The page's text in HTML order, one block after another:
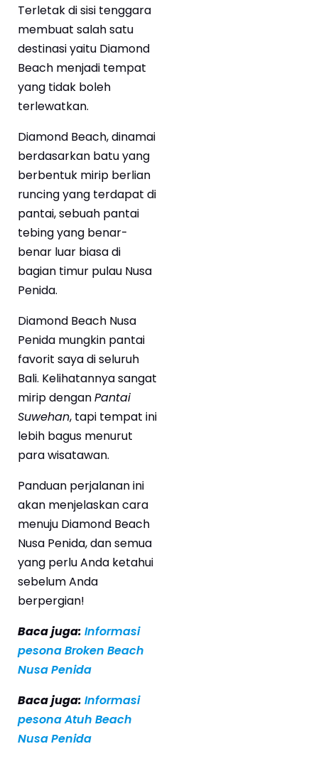
Terletak di sisi tenggara
membuat salah satu
destinasi yaitu Diamond
Beach menjadi tempat
yang tidak boleh
terlewatkan.
Diamond Beach, dinamai
berdasarkan batu yang
berbentuk mirip berlian
runcing yang terdapat di
pantai, sebuah pantai
tebing yang benar-
benar luar biasa di
bagian timur pulau Nusa
Penida.
Diamond Beach Nusa
Penida mungkin pantai
favorit saya di seluruh
Bali. Kelihatannya sangat
mirip denganPantai
Suwehan, tapi tempat ini
lebih bagus menurut
para wisatawan.
Panduan perjalanan ini
akan menjelaskan cara
menuju Diamond Beach
Nusa Penida, dan semua
yang perlu Anda ketahui
sebelum Anda
berpergian!
Baca juga: Informasi
pesona Broken Beach
Nusa Penida
Baca juga: Informasi
pesona Atuh Beach
Nusa Penida